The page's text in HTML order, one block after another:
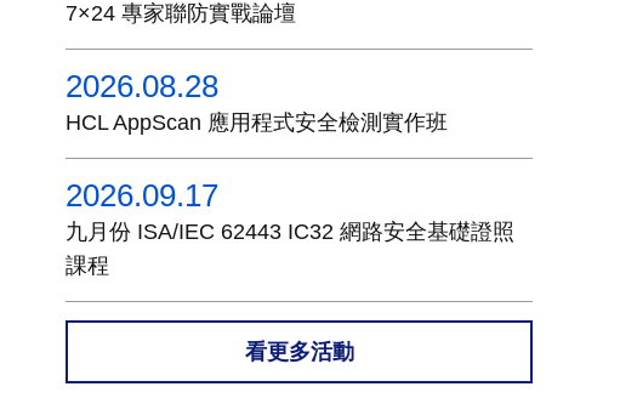
7×24 專家聯防實戰論壇
2026.08.28
HCL AppScan 應用程式安全檢測實作班
2026.09.17
九月份 ISA/IEC 62443 IC32 網路安全基礎證照
課程
看更多活動